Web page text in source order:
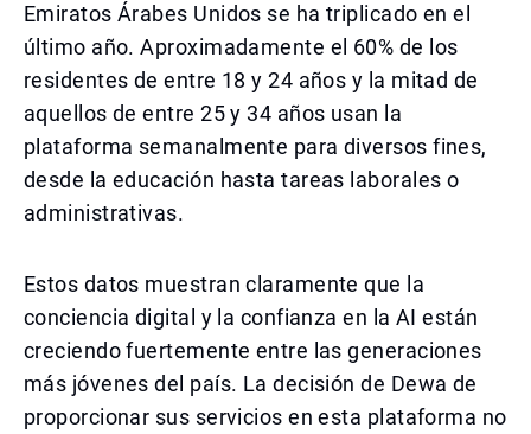
Emiratos Árabes Unidos se ha triplicado en el
último año. Aproximadamente el 60% de los
residentes de entre 18 y 24 años y la mitad de
aquellos de entre 25 y 34 años usan la
plataforma semanalmente para diversos fines,
desde la educación hasta tareas laborales o
administrativas.
Estos datos muestran claramente que la
conciencia digital y la confianza en la AI están
creciendo fuertemente entre las generaciones
más jóvenes del país. La decisión de Dewa de
proporcionar sus servicios en esta plataforma no